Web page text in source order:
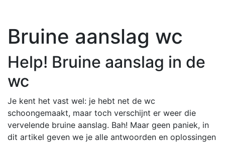
Bruine aanslag wc
Help! Bruine aanslag in de
wc
Je kent het vast wel: je hebt net de wc
schoongemaakt, maar toch verschijnt er weer die
vervelende bruine aanslag. Bah! Maar geen paniek, in
dit artikel geven we je alle antwoorden en oplossingen